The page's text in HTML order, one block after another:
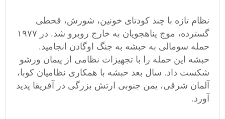
نظام تازه با چند کودتای خونین، شورش، قحطی‌
گسترده، موج پناهجویان به خارج روبرو شد. در ۱۹۷۷
حمله سومالی به حبشه به جنگ اوگادن انجامید.
حبشه این حمله را با تجهیزات نظامی از پیمان ورشو
شکست داد. سال بعد حبشه با همکاری نظامیان کوبا،
آلمان شرقی، یمن جنوبی ارتش‌ بزرگی در آفریقا پدید
آورد.